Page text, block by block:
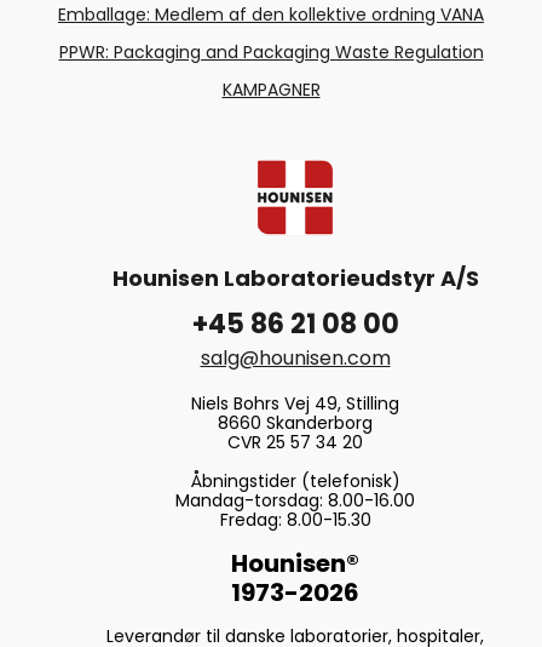
Emballage: Medlem af den kollektive ordning VANA
PPWR: Packaging and Packaging Waste Regulation
KAMPAGNER
Hounisen Laboratorieudstyr A/S
+45 86 21 08 00
salg@hounisen.com
Niels Bohrs Vej 49, Stilling
8660 Skanderborg
CVR 25 57 34 20
Åbningstider (telefonisk)
Mandag-torsdag: 8.00-16.00
Fredag: 8.00-15.30
Hounisen®
1973-2026
Leverandør til danske laboratorier, hospitaler,